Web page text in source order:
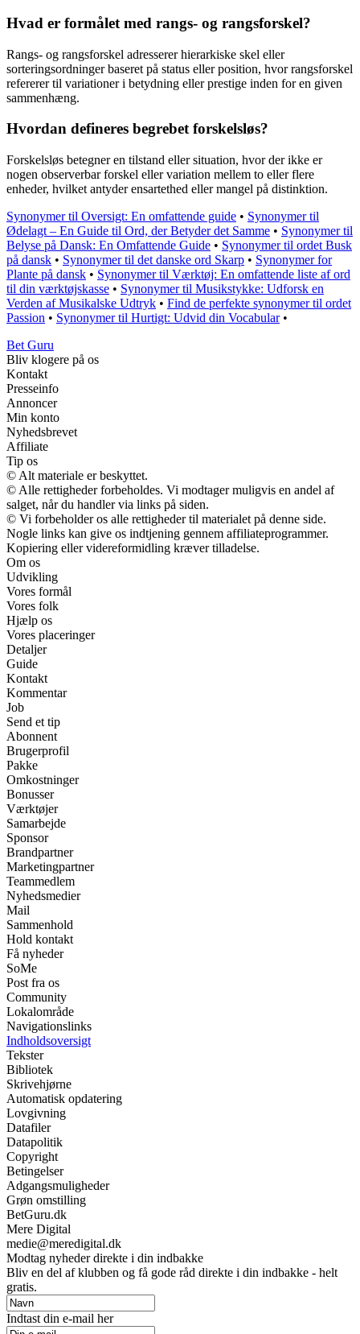
Hvad er formålet med rangs- og rangsforskel?
Rangs- og rangsforskel adresserer hierarkiske skel eller
sorteringsordninger baseret på status eller position, hvor rangsforskel
refererer til variationer i betydning eller prestige inden for en given
sammenhæng.
Hvordan defineres begrebet forskelsløs?
Forskelsløs betegner en tilstand eller situation, hvor der ikke er
nogen observerbar forskel eller variation mellem to eller flere
enheder, hvilket antyder ensartethed eller mangel på distinktion.
Synonymer til Oversigt: En omfattende guide • Synonymer til
Ødelagt – En Guide til Ord, der Betyder det Samme • Synonymer til
Belyse på Dansk: En Omfattende Guide • Synonymer til ordet Busk
på dansk • Synonymer til det danske ord Skarp • Synonymer for
Plante på dansk • Synonymer til Værktøj: En omfattende liste af ord
til din værktøjskasse • Synonymer til Musikstykke: Udforsk en
Verden af Musikalske Udtryk • Find de perfekte synonymer til ordet
Passion • Synonymer til Hurtigt: Udvid din Vocabular•
Bet Guru
Bliv klogere på os
Kontakt
Presseinfo
Annoncer
Min konto
Nyhedsbrevet
Affiliate
Tip os
© Alt materiale er beskyttet.
© Alle rettigheder forbeholdes. Vi modtager muligvis en andel af
salget, når du handler via links på siden.
© Vi forbeholder os alle rettigheder til materialet på denne side.
Nogle links kan give os indtjening gennem affiliateprogrammer.
Kopiering eller videreformidling kræver tilladelse.
Om os
Udvikling
Vores formål
Vores folk
Hjælp os
Vores placeringer
Detaljer
Guide
Kontakt
Kommentar
Job
Send et tip
Abonnent
Brugerprofil
Pakke
Omkostninger
Bonusser
Værktøjer
Samarbejde
Sponsor
Brandpartner
Marketingpartner
Teammedlem
Nyhedsmedier
Mail
Sammenhold
Hold kontakt
Få nyheder
SoMe
Post fra os
Community
Lokalområde
Navigationslinks
Indholdsoversigt
Tekster
Bibliotek
Skrivehjørne
Automatisk opdatering
Lovgivning
Datafiler
Datapolitik
Copyright
Betingelser
Adgangsmuligheder
Grøn omstilling
BetGuru.dk
Mere Digital
medie@meredigital.dk
Modtag nyheder direkte i din indbakke
Bliv en del af klubben og få gode råd direkte i din indbakke - helt
gratis.
Indtast din e-mail her